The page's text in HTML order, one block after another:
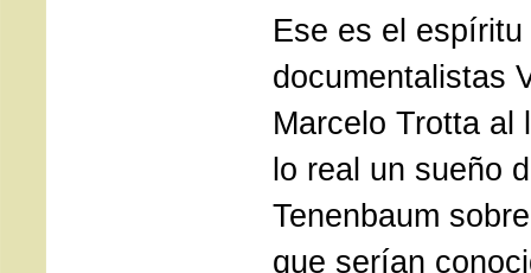
Ese es el
documentalistas
Marcelo Trotta al
lo real un sueño
Tenenbaum
que serían